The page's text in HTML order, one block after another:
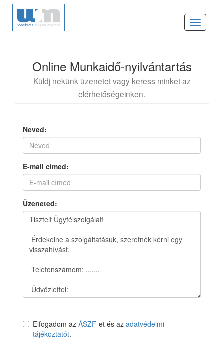
Toggle
Online Munkaidő-nyilvántartás
Küldj nekünk üzenetet vagy keress minket az
elérhetőségeinken.
Neved:
E-mail címed:
Üzeneted:
Elfogadom az ÁSZF-et és az adatvédelmi
tájékoztatót.